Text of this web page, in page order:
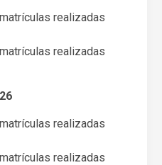
realizadas
realizadas
realizadas
realizadas